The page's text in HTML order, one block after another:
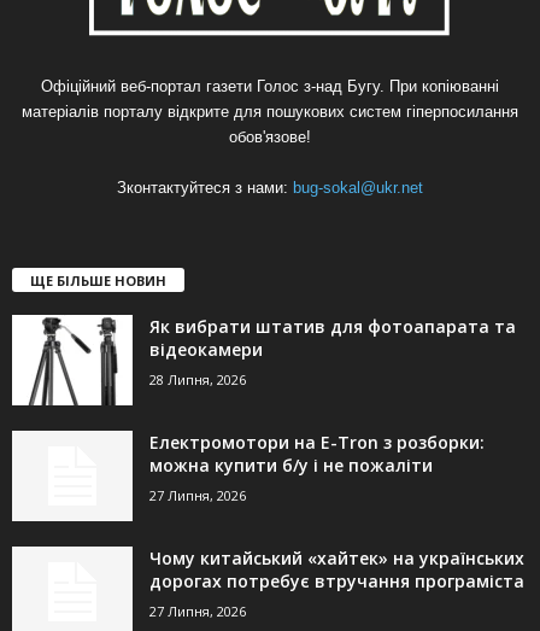
Офіційний веб-портал газети Голос з-над Бугу. При копіюванні
матеріалів порталу відкрите для пошукових систем гіперпосилання
обов'язове!
Зконтактуйтеся з нами: bug-sokal@ukr.net
ЩЕ БІЛЬШЕ НОВИН
Як вибрати штатив для фотоапарата та
відеокамери
28 Липня, 2026
Електромотори на E-Tron з розборки:
можна купити б/у і не пожаліти
27 Липня, 2026
Чому китайський «хайтек» на українських
дорогах потребує втручання програміста
27 Липня, 2026